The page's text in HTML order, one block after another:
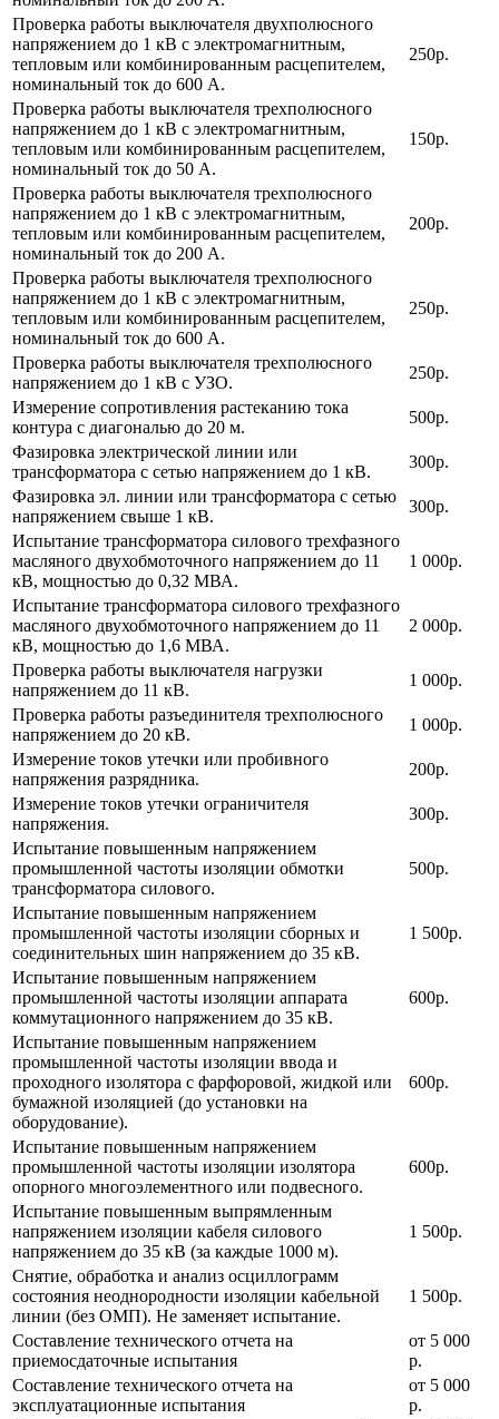
Проверка работы выключателя двухполюсного
напряжением до 1 кВ с электромагнитным,
тепловым или комбинированным расцепителем,
номинальный ток до 600 А.
250р.
Проверка работы выключателя трехполюсного
напряжением до 1 кВ с электромагнитным,
тепловым или комбинированным расцепителем,
номинальный ток до 50 А.
150р.
Проверка работы выключателя трехполюсного
напряжением до 1 кВ с электромагнитным,
тепловым или комбинированным расцепителем,
номинальный ток до 200 А.
200р.
Проверка работы выключателя трехполюсного
напряжением до 1 кВ с электромагнитным,
тепловым или комбинированным расцепителем,
номинальный ток до 600 А.
250р.
Проверка работы выключателя трехполюсного
напряжением до 1 кВ с УЗО.
250р.
Измерение сопротивления растеканию тока
контура с диагональю до 20 м.
500р.
Фазировка электрической линии или
трансформатора с сетью напряжением до 1 кВ.
300р.
Фазировка эл. линии или трансформатора с сетью
напряжением свыше 1 кВ.
300р.
Испытание трансформатора силового трехфазного
масляного двухобмоточного напряжением до 11
кВ, мощностью до 0,32 МВА.
1 000р.
Испытание трансформатора силового трехфазного
масляного двухобмоточного напряжением до 11
кВ, мощностью до 1,6 МВА.
2 000р.
Проверка работы выключателя нагрузки
напряжением до 11 кВ.
1 000р.
Проверка работы разъединителя трехполюсного
напряжением до 20 кВ.
1 000р.
Измерение токов утечки или пробивного
напряжения разрядника.
200р.
Измерение токов утечки ограничителя
напряжения.
300р.
Испытание повышенным напряжением
промышленной частоты изоляции обмотки
трансформатора силового.
500р.
Испытание повышенным напряжением
промышленной частоты изоляции сборных и
соединительных шин напряжением до 35 кВ.
1 500р.
Испытание повышенным напряжением
промышленной частоты изоляции аппарата
коммутационного напряжением до 35 кВ.
600р.
Испытание повышенным напряжением
промышленной частоты изоляции ввода и
проходного изолятора с фарфоровой, жидкой или
бумажной изоляцией (до установки на
оборудование).
600р.
Испытание повышенным напряжением
промышленной частоты изоляции изолятора
опорного многоэлементного или подвесного.
600р.
Испытание повышенным выпрямленным
напряжением изоляции кабеля силового
напряжением до 35 кВ (за каждые 1000 м).
1 500р.
Снятие, обработка и анализ осциллограмм
состояния неоднородности изоляции кабельной
линии (без ОМП). Не заменяет испытание.
1 500р.
Составление технического отчета на
приемосдаточные испытания
от 5 000
р.
Составление технического отчета на
эксплуатационные испытания
от 5 000
р.